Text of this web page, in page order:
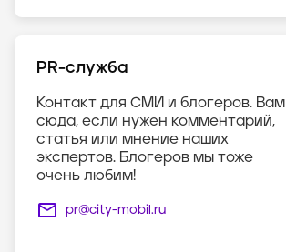
PR-служба
Контакт для СМИ и блогеров. Вам
сюда, если нужен комментарий,
статья или мнение наших
экспертов. Блогеров мы тоже
очень любим!
pr@city-mobil.ru